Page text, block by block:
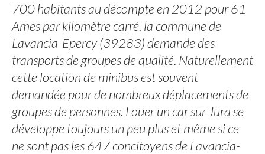
700 habitants au décompte en 2012 pour 61
Ames par kilomètre carré, la commune de
Lavancia-Epercy (39283) demande des
transports de groupes de qualité. Naturellement
cette location de minibus est souvent
demandée pour de nombreux déplacements de
groupes de personnes. Louer un car sur Jura se
développe toujours un peu plus et même si ce
ne sont pas les 647 concitoyens de Lavancia-